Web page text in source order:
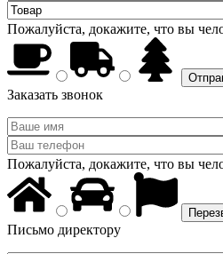
Пожалуйста, докажите, что вы
Заказать звонок
Пожалуйста, докажите, что вы
Письмо директору